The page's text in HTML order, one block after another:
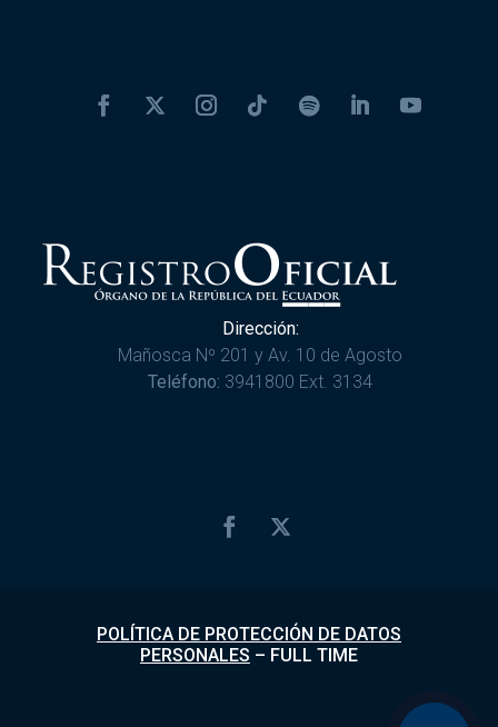
Dirección:
Mañosca Nº 201 y Av. 10 de Agosto
Teléfono: 3941800 Ext. 3134
POLÍTICA DE PROTECCIÓN DE DATOS
PERSONALES – FULL TIME